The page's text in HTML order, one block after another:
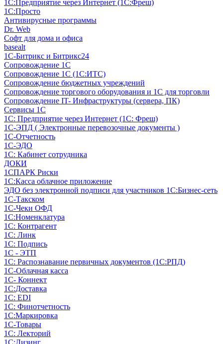
1С:Предприятие через Интернет (1С:Фреш)
1С:Просто
Антивирусные программы
Dr. Web
Софт для дома и офиса
basealt
1С-Битрикс и Битрикс24
Сопровождение 1С
Сопровождение 1С (1С:ИТС)
Сопровождение бюджетных учреждений
Сопровождение торгового оборудования и 1С для торговли
Сопровождение IT- Инфраструктуры (сервера, ПК)
Сервисы 1С
1С: Предприятие через Интернет (1С: Фреш)
1С-ЭПД ( Электронные перевозочные документы )
1С-Отчетность
1С-ЭДО
1С: Кабинет сотрудника
ДОКИ
1СПАРК Риски
1С:Касса облачное приложение
ЭДО без электронной подписи для участников 1С:Бизнес-сеть
1С-Такском
1С-Чеки ОФД
1С:Номенклатура
1С: Контрагент
1С: Линк
1С: Подпись
1С - ЭТП
1С: Распознавание первичных документов (1С:РПД)
1С-Облачная касса
1С- Коннект
1С:Доставка
1С: EDI
1С: Финотчетность
1С:Маркировка
1С-Товары
1С: Лекторий
1С:Лизинг